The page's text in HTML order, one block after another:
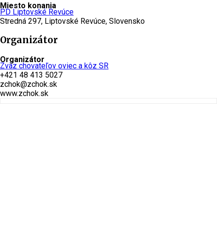
Miesto konania
PD Liptovské Revúce
Stredná 297, Liptovské Revúce, Slovensko
Organizátor
Organizátor
Zväz chovateľov oviec a kôz SR
+421 48 413 5027
zchok@zchok.sk
www.zchok.sk